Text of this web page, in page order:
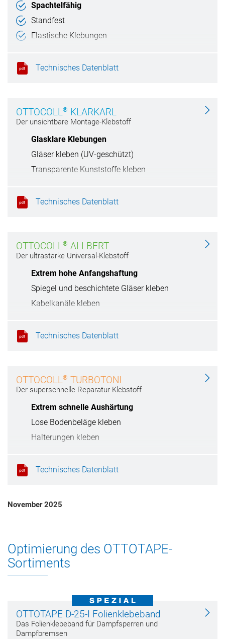
Spachtelfähig
Standfest
Elastische Klebungen
Technisches Datenblatt
OTTOCOLL® KLARKARL
Der unsichtbare Montage-Klebstoff
Glasklare Klebungen
Gläser kleben (UV-geschützt)
Transparente Kunststoffe kleben
Technisches Datenblatt
OTTOCOLL® ALLBERT
Der ultrastarke Universal-Klebstoff
Extrem hohe Anfangshaftung
Spiegel und beschichtete Gläser kleben
Kabelkanäle kleben
Technisches Datenblatt
OTTOCOLL® TURBOTONI
Der superschnelle Reparatur-Klebstoff
Extrem schnelle Aushärtung
Lose Bodenbeläge kleben
Halterungen kleben
Technisches Datenblatt
November 2025
Optimierung des OTTOTAPE-
Sortiments
OTTOTAPE D-25-I Folienklebeband
Das Folienklebeband für Dampfsperren und
Dampfbremsen